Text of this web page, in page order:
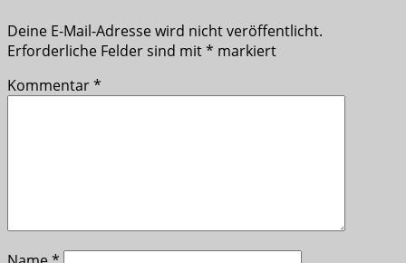
Deine E-Mail-Adresse wird nicht veröffentlicht.
Erforderliche Felder sind mit* markiert
Kommentar*